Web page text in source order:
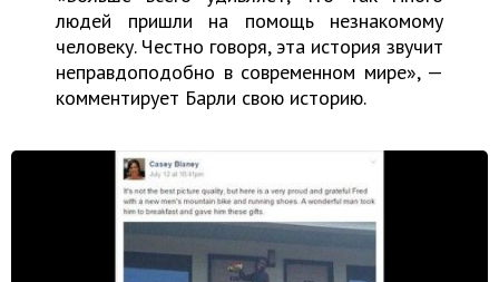
людей пришли на помощь незнакомому
человеку. Честно говоря, эта история звучит
неправдоподобно в современном мире», —
комментирует Барли свою историю.